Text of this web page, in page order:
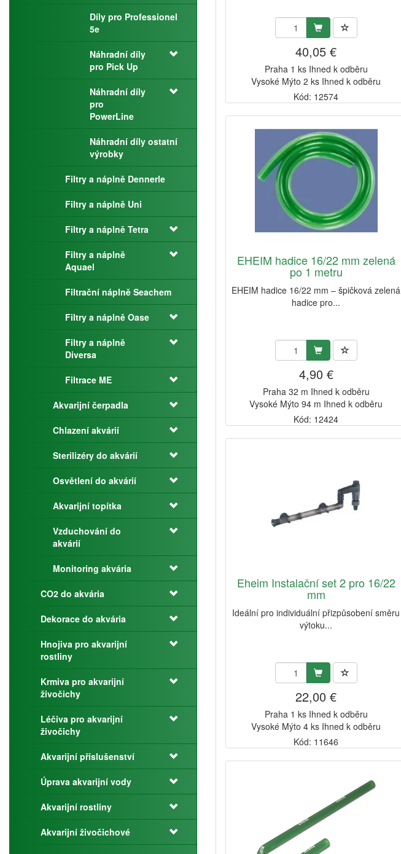
Díly pro Professionel
5e
Náhradní díly
pro Pick Up
Náhradní díly
pro
PowerLine
Náhradní díly ostatní
výrobky
Filtry a náplně Dennerle
Filtry a náplně Uni
Filtry a náplně Tetra
Filtry a náplně
Aquael
Filtrační náplně Seachem
Filtry a náplně Oase
Filtry a náplně
Diversa
Filtrace ME
Akvarijní čerpadla
Chlazení akvárií
Sterilizéry do akvárií
Osvětlení do akvárií
Akvarijní topítka
Vzduchování do
akvárií
Monitoring akvária
CO2 do akvária
Dekorace do akvária
Hnojiva pro akvarijní
rostliny
Krmiva pro akvarijní
živočichy
Léčiva pro akvarijní
živočichy
Akvarijní příslušenství
Úprava akvarijní vody
Akvarijní rostliny
Akvarijní živočichové
40,05 €
Praha 1 ks Ihned k odběru
Vysoké Mýto 2 ks Ihned k odběru
Kód: 12574
EHEIM hadice 16/22 mm zelená
po 1 metru
EHEIM hadice 16/22 mm – špičková zelená
hadice pro...
4,90 €
Praha 32 m Ihned k odběru
Vysoké Mýto 94 m Ihned k odběru
Kód: 12424
Eheim Instalační set 2 pro 16/22
mm
Ideální pro individuální přizpůsobení směru
výtoku...
22,00 €
Praha 1 ks Ihned k odběru
Vysoké Mýto 4 ks Ihned k odběru
Kód: 11646